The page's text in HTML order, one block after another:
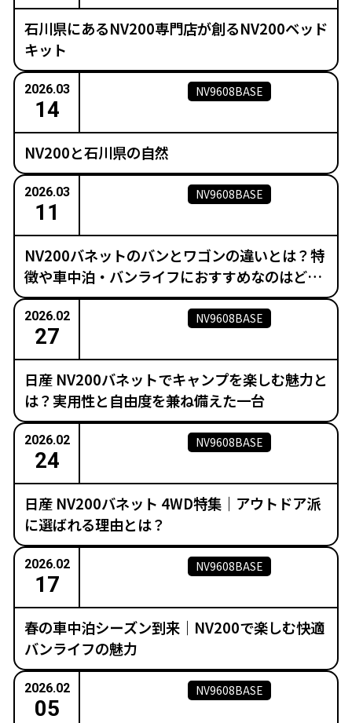
石川県にあるNV200専門店が創るNV200ベッド
キット
2026.03
14
NV9608BASE
NV200と石川県の自然
2026.03
11
NV9608BASE
NV200バネットのバンとワゴンの違いとは？特
徴や車中泊・バンライフにおすすめなのはどっ
ち？
2026.02
27
NV9608BASE
日産 NV200バネットでキャンプを楽しむ魅力と
は？実用性と自由度を兼ね備えた一台
2026.02
24
NV9608BASE
日産 NV200バネット 4WD特集｜アウトドア派
に選ばれる理由とは？
2026.02
17
NV9608BASE
春の車中泊シーズン到来｜NV200で楽しむ快適
バンライフの魅力
2026.02
05
NV9608BASE